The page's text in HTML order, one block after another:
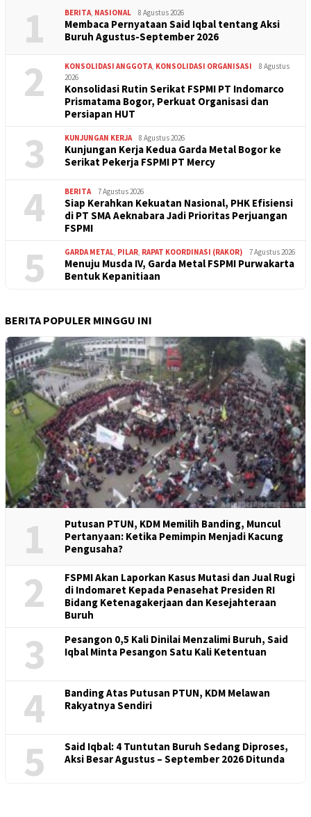
1 BERITA NASIONAL 8 Agustus 2026
Membaca Pernyataan Said Iqbal tentang Aksi
Buruh Agustus-September 2026
2 KONSOLIDASI ANGGOTA KONSOLIDASI ORGANISASI
8 Agustus
2026
Konsolidasi Rutin Serikat FSPMI PT Indomarco
Prismatama Bogor, Perkuat Organisasi dan
Persiapan HUT
3 KUNJUNGAN KERJA 8 Agustus 2026
Kunjungan Kerja Kedua Garda Metal Bogor ke
Serikat Pekerja FSPMI PT Mercy
4 BERITA 7 Agustus 2026
Siap Kerahkan Kekuatan Nasional, PHK Efisiensi
di PT SMA Aeknabara Jadi Prioritas Perjuangan
FSPMI
5 GARDA METAL PILAR RAPAT KOORDINASI (RAKOR) 7 Agustus 2026
Menuju Musda IV, Garda Metal FSPMI Purwakarta
Bentuk Kepanitiaan
BERITA POPULER MINGGU INI
1
Putusan PTUN, KDM Memilih Banding, Muncul
Pertanyaan: Ketika Pemimpin Menjadi Kacung
Pengusaha?
2
FSPMI Akan Laporkan Kasus Mutasi dan Jual Rugi
di Indomaret Kepada Penasehat Presiden RI
Bidang Ketenagakerjaan dan Kesejahteraan
Buruh
3
Pesangon 0,5 Kali Dinilai Menzalimi Buruh, Said
Iqbal Minta Pesangon Satu Kali Ketentuan
4
Banding Atas Putusan PTUN, KDM Melawan
Rakyatnya Sendiri
5
Said Iqbal: 4 Tuntutan Buruh Sedang Diproses,
Aksi Besar Agustus – September 2026 Ditunda